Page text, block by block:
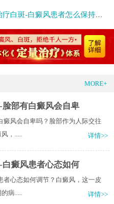
斑-白癜风患者怎么保持心理健康
MORE+
部有白癜风会自卑
癜风会自卑吗？脸部作为人际交往
，.....
详情>>
癜风患者心态如何
者心态如何调节？白癜风，这一皮
病.....
详情>>